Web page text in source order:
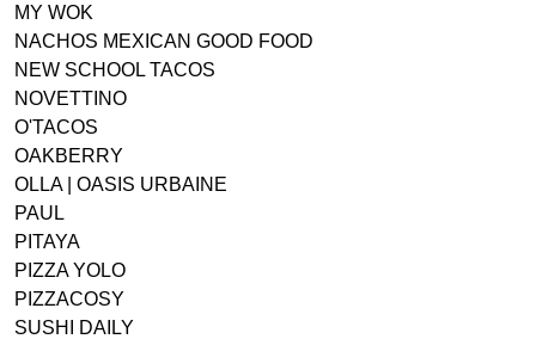
MY WOK
NACHOS MEXICAN GOOD FOOD
NEW SCHOOL TACOS
NOVETTINO
O'TACOS
OAKBERRY
OLLA | OASIS URBAINE
PAUL
PITAYA
PIZZA YOLO
PIZZACOSY
SUSHI DAILY